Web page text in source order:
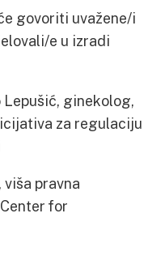
govoriti uvažene/i
e u izradi
ginekolog,
za regulaciju
pravna
for